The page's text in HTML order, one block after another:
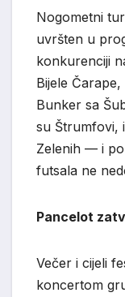
Nogometni
uvršten u
konkurenciji
Bijele
Bunker sa
su Štrumfovi,
Zelenih — i
futsala ne
Pancelot
Večer i cijeli
koncertom